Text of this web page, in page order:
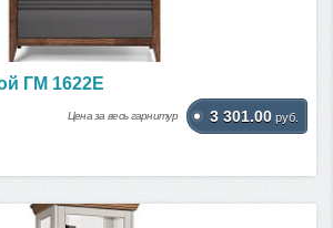
ГМ 1622Е
Цена за весь гарнитур 3 301.00 руб.